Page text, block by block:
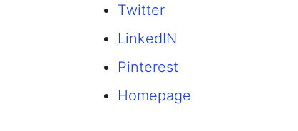
Twitter
LinkedIN
Pinterest
Homepage